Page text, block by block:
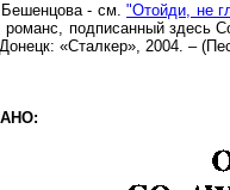
Бешенцова - см."Отойди, не
романс, подписанный
«Сталкер», 2004. –